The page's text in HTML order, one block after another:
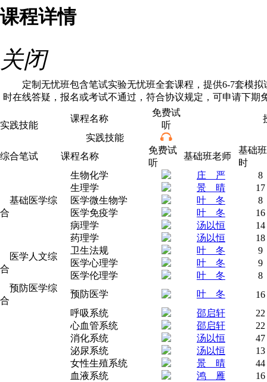
课程详情
关闭
定制无忧班包含笔试实验无忧班全套课程，提供6-7套模拟
时在线答疑，报名或考试不通过，符合协议规定，可申请下
实践技能
课程名称
免费试
听
实践技能
综合笔试
课程名称
免费试
听
基础班老师
基础
时
基础医学综
合
生物化学 庄 严
8
生理学
景 晴
17
医学微生物学
叶 冬
8
医学免疫学
叶 冬
16
病理学
汤以恒
14
药理学
汤以恒
18
医学人文综
合
卫生法规 叶 冬
9
医学心理学
叶 冬
9
医学伦理学
叶 冬
8
预防医学综
合
预防医学 叶 冬 16
呼吸系统 邵启轩
22
心血管系统
邵启轩
22
消化系统
汤以恒
47
泌尿系统
汤以恒
13
女性生殖系统
景 晴
44
血液系统
鸿 雁
16